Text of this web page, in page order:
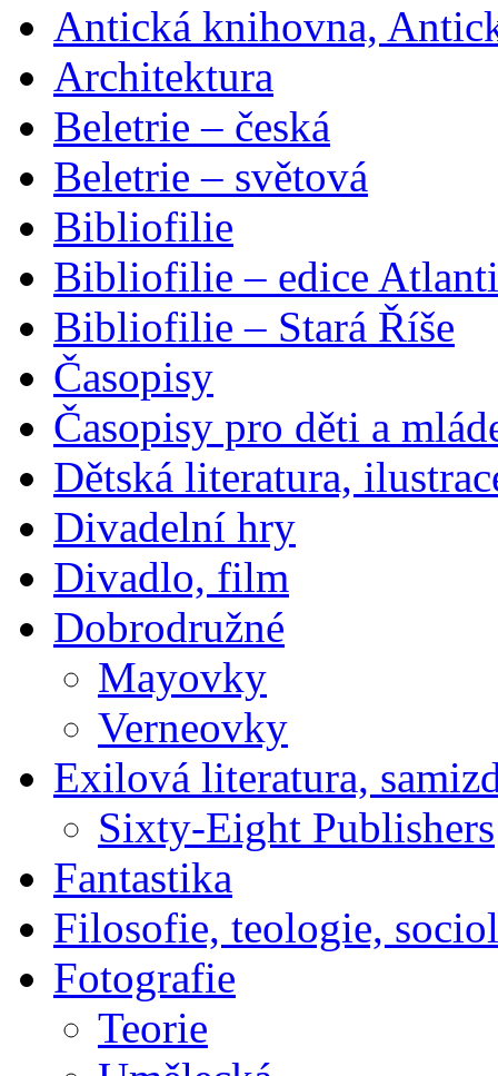
Antická knihovna,
Architektura
Beletrie – česká
Beletrie – světová
Bibliofilie
Bibliofilie – edice
Bibliofilie – Stará Říše
Časopisy
Časopisy pro děti a
Dětská literatura,
Divadelní hry
Divadlo, film
Dobrodružné
Mayovky
Verneovky
Exilová literatura,
Sixty-Eight Publishers
Fantastika
Filosofie, teologie,
Fotografie
Teorie